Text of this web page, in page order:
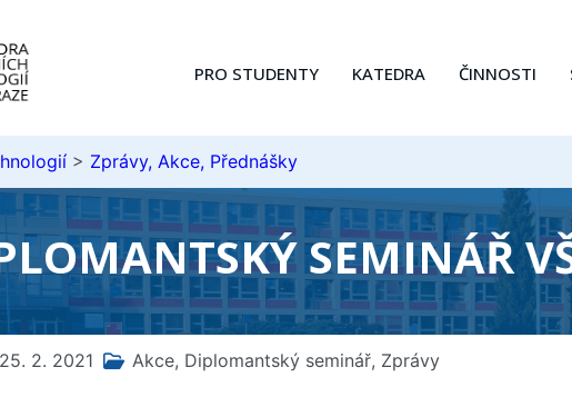
PRO STUDENTY KATEDRA ČINNOSTI
> Zprávy, Akce, Přednášky
SEMINÁŘ
25. 2. 2021 Akce, Diplomantský seminář, Zprávy